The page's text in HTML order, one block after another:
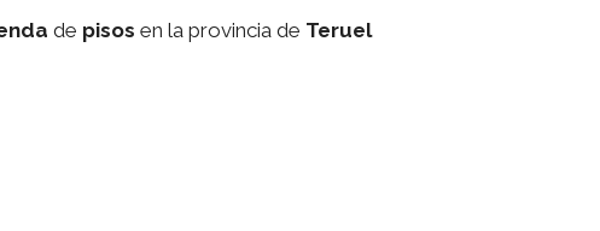
de pisos en la provincia de Teruel